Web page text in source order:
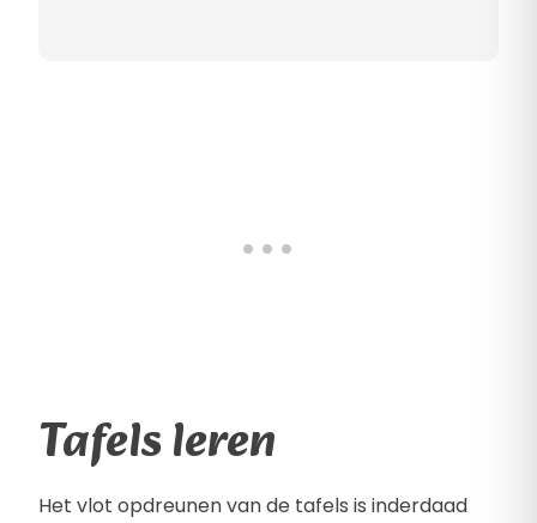
Tafels leren
Het vlot opdreunen van de tafels is inderdaad